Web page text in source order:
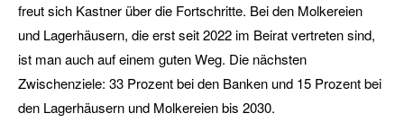
freut sich Kastner über die Fortschritte. Bei den Molkereien
und Lagerhäusern, die erst seit 2022 im Beirat vertreten sind,
ist man auch auf einem guten Weg. Die nächsten
Zwischenziele: 33 Prozent bei den Banken und 15 Prozent bei
den Lagerhäusern und Molkereien bis 2030.